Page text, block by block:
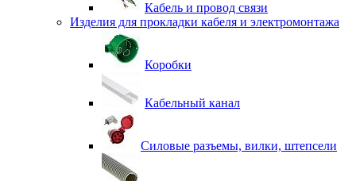
Кабель и провод связи
Изделия для прокладки кабеля и электромонтажа
Коробки
Кабельный канал
Силовые разъемы, вилки, штепсели